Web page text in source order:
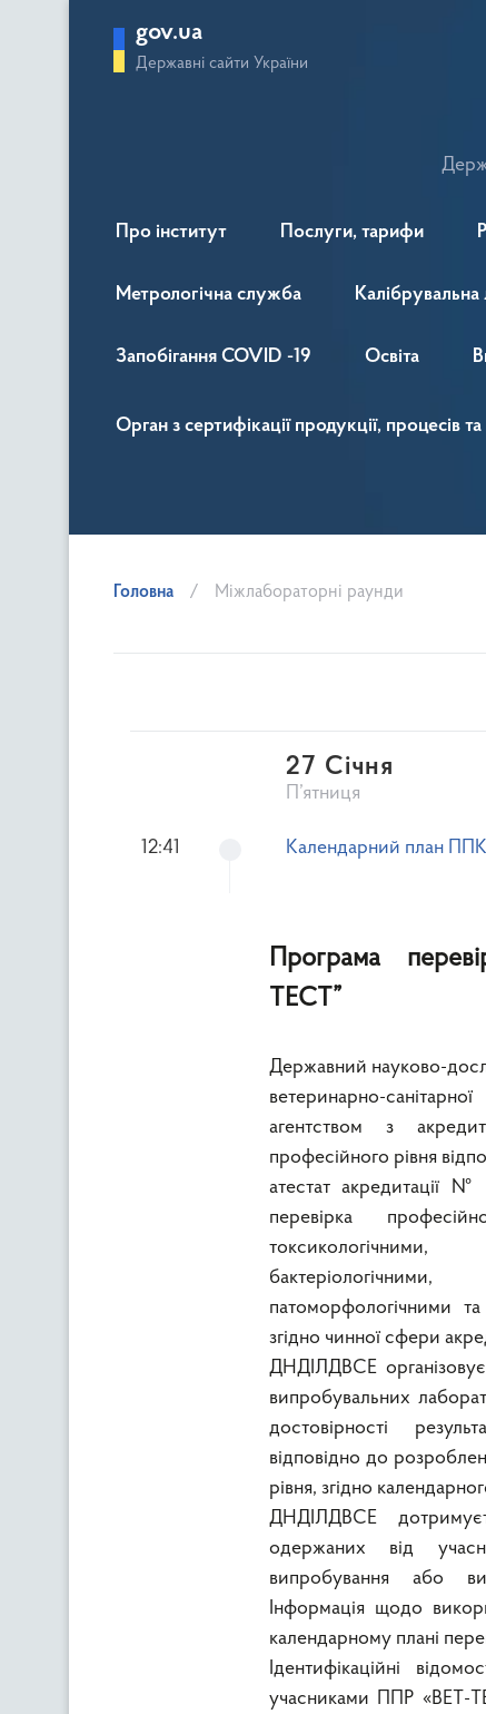
gov.ua
Державні сайти України
Про інститут Послуги, тарифи
Метрологічна служба Калібрувальна
Запобігання COVID -19 Освіта
Орган з сертифікації продукції, процесів
Головна Міжлабораторні раунди
27 Січня
П’ятниця
Календарний план
12:41
Програма
ТЕСТ”
Державний науково-
ветеринарно-
агентством з
професійного рівня
атестат акредитації
перевірка
токсикологічними,
патоморфологічними
згідно чинної сфери
ДНДІЛДВСЕ
випробувальних
достовірності
відповідно до
рівня, згідно
ДНДІЛДВСЕ
одержаних від
випробування або
Інформація щодо
календарному плані
Ідентифікаційні
учасниками ППР «ВЕТ-